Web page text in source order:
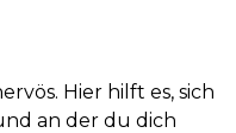
Hier hilft es, sich
an der du dich